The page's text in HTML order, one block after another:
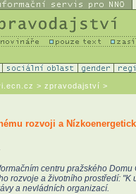
> zpravodajství >
rozvoji a
centru pražského
rozvoje a životního prostředí:
a nevládních organizací.